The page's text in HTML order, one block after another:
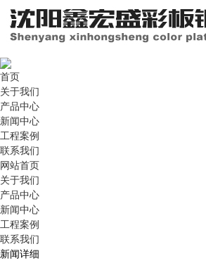
首页
关于我们
产品中心
新闻中心
工程案例
联系我们
网站首页
关于我们
产品中心
新闻中心
工程案例
联系我们
新闻详细